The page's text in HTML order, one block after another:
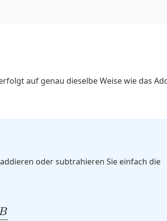
auf genau dieselbe Weise wie das
oder subtrahieren Sie einfach die
\pm \frac{B}{C} =